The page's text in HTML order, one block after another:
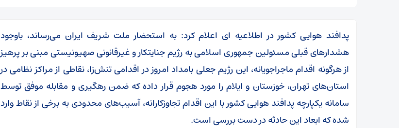
پدافند هوایی کشور در اطلاعیه ای اعلام کرد: به استحضار ملت شریف ایران می‌رساند، باوجود
هشدارهای قبلی مسئولین جمهوری اسلامی به رژیم جنایتکار و غیرقانونی صهیونیستی مبنی بر پرهیز
از هرگونه اقدام ماجراجویانه، این رژیم جعلی بامداد امروز در اقدامی تنش‌زا، نقاطی از مراکز نظامی در
استان‌های تهران، خوزستان و ایلام را مورد هجوم قرار داده که ضمن رهگیری و مقابله موفق توسط
سامانه یکپارچه پدافند هوایی کشور با این اقدام تجاوزکارانه، آسیب‌های محدودی به برخی از نقاط وارد
شده که ابعاد این حادثه در دست بررسی است.